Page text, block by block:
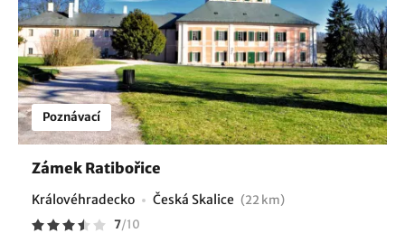
Poznávací
Zámek Ratibořice
Královéhradecko Česká Skalice (22 km)
7/10